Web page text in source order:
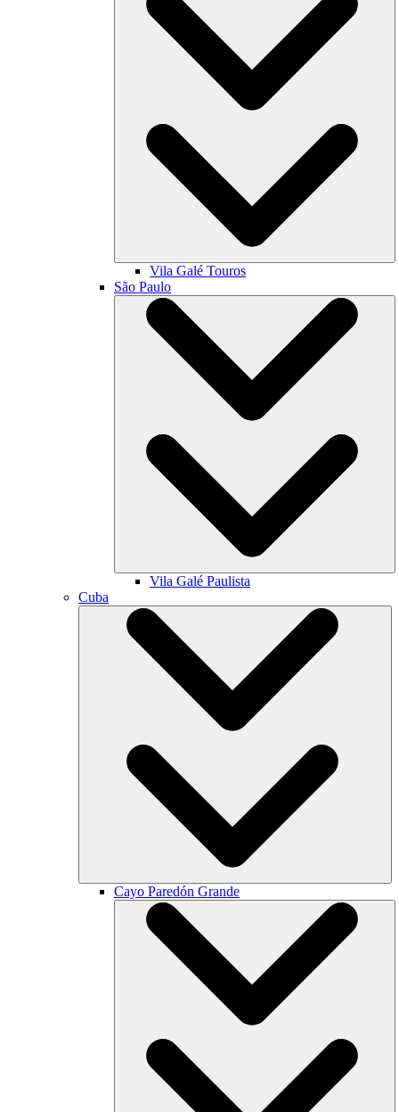
Vila Galé Touros
São Paulo
Vila Galé Paulista
Cuba
Cayo Paredón Grande